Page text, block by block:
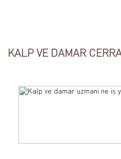
KALP VE DAMAR